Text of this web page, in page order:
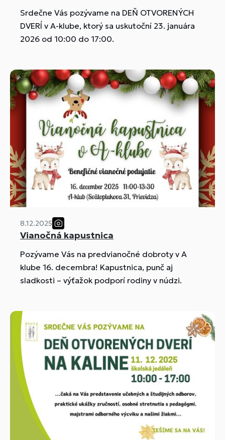
Srdečne Vás pozývame na DEŇ OTVORENÝCH
DVERÍ v A-klube, ktorý sa uskutoční 23. januára
2026 od 10:00 do 17:00.
8.12.2025
Vianočná kapustnica
Pozývame Vás na predvianočné dobroty v A
klube 16. decembra! Kapustnica, punč aj
sladkosti – výťažok podporí rodiny v núdzi.